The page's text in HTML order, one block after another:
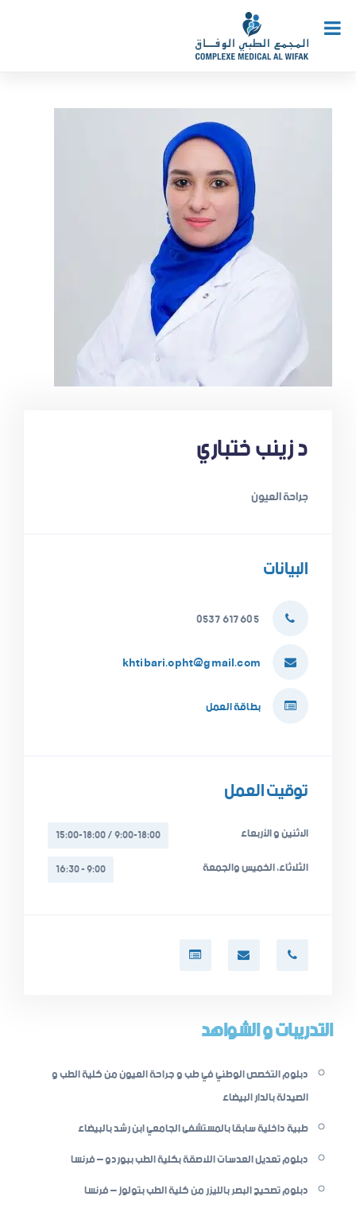
د زينب ختباري
جراحة العيون
البيانات
605 617 0537
khtibari.opht@gmail.com
بطاقة العمل
توقيت العمل
الاثنين و الأربعاء 9:00-18:00 / 15:00-18:00
الثلاثاء، الخميس والجمعة 9:00 - 16:30
التدريبات و الشواهد
دبلوم التخصص الوطني في طب و جراحة العيون من كلية الطب و
الصيدلة بالدار البيضاء
طبية داخلية سابقا بالمستشفى الجامعي ابن رشد بالبيضاء
دبلوم تعديل العدسات اللاصقة بكلية الطب ببوردو – فرنسا
دبلوم تصحيح البصر بالليزر من كلية الطب بتولوز – فرنسا